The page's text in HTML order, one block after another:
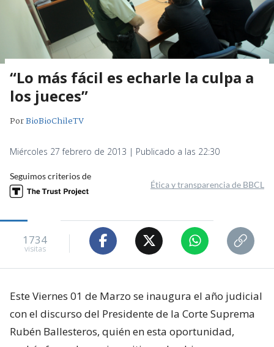
“Lo más fácil es echarle la culpa a
los jueces”
PorBioBioChileTV
Miércoles 27 febrero de 2013 | Publicado a las 22:30
Seguimos criterios de
Ética y transparencia de BBCL
1734
visitas
Este Viernes 01 de Marzo se inaugura el año judicial
con el discurso del Presidente de la Corte Suprema
Rubén Ballesteros, quién en esta oportunidad,